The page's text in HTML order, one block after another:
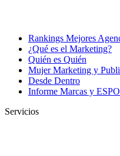
Rankings Mejores
¿Qué es el Marketing?
Quién es Quién
Mujer Marketing y
Desde Dentro
Informe Marcas y
Servicios